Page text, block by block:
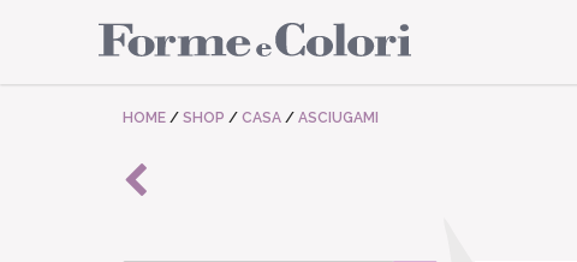
HOME / SHOP / CASA / ASCIUGAMI